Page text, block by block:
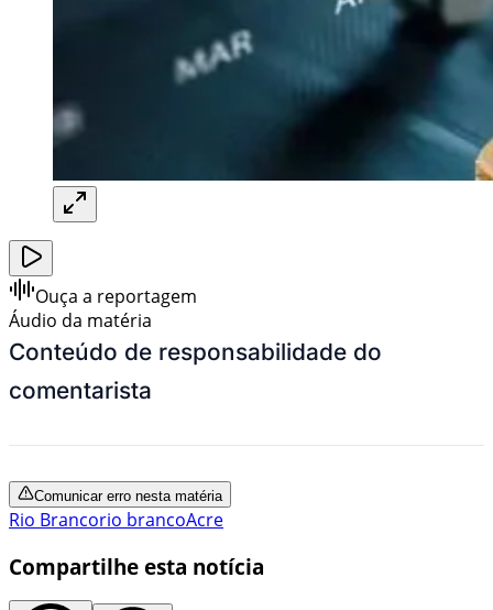
Ouça a reportagem
Áudio da matéria
Conteúdo de responsabilidade do
comentarista
Comunicar erro nesta matéria
Rio Brancorio brancoAcre
Compartilhe esta notícia